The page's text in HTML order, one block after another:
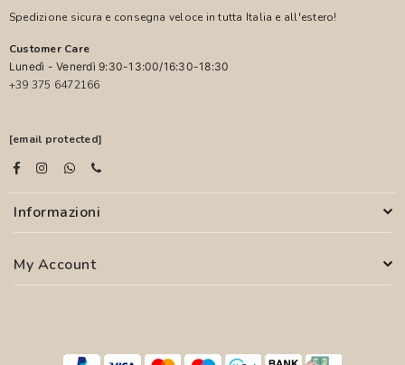
Spedizione sicura e consegna veloce in tutta Italia e all'estero!
Customer Care
Lunedì - Venerdì 9:30-13:00/16:30-18:30
+39 375 6472166
[email protected]
Informazioni
My Account